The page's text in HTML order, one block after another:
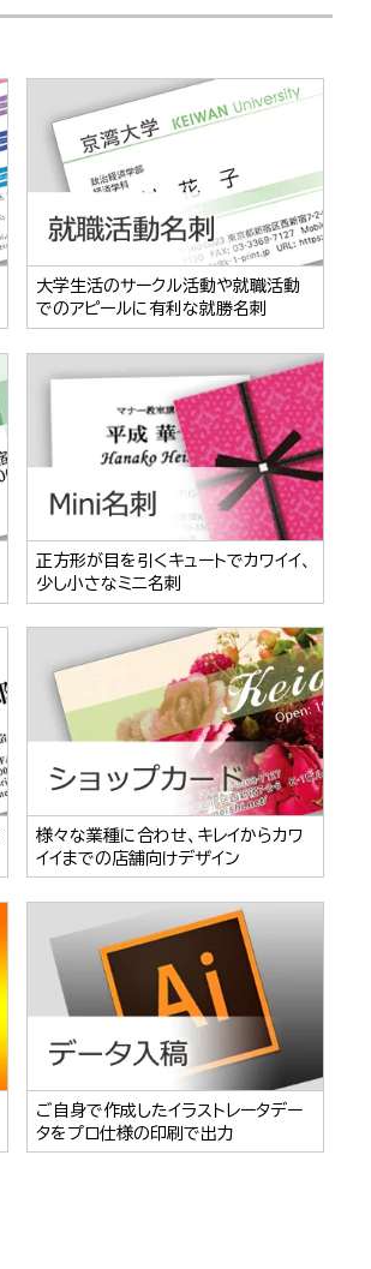
大学生活のサークル活動や就職活動
でのアピールに有利な就勝名刺
正方形が目を引くキュートでカワイイ、
少し小さなミニ名刺
様々な業種に合わせ、キレイからカワ
イイまでの店舗向けデザイン
ご自身で作成したイラストレータデー
タをプロ仕様の印刷で出力